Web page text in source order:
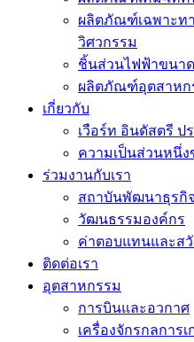
ผลิตภัณฑ์เฉพาะท
วิศวกรรม
ชิ้นส่วนไฟฟ้าขนาด
ผลิตภัณฑ์อุตสาหก
เกี่ยวกับ
เวือร์ท อินดัสตรี ป
ความเป็นส่วนหนึ่
ร่วมงานกับเรา
สถาบันพัฒนาธุรกิ
วัฒนธรรมองค์กร
ค่าตอบแทนและส
ติดต่อเรา
อุตสาหกรรม
การบินและอวกาศ
เครื่องจักรกลการเ